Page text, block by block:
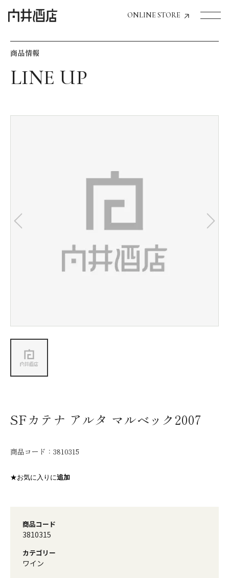
ONLINE STORE
飲食店経営のお客様
お気に入り機能の活用方法
会社情報
商品情報
SFカテナ アルタ マルベック2007
商品コード： 3810315
★お気に入りに追加
商品コード
3810315
カテゴリー
ワイン